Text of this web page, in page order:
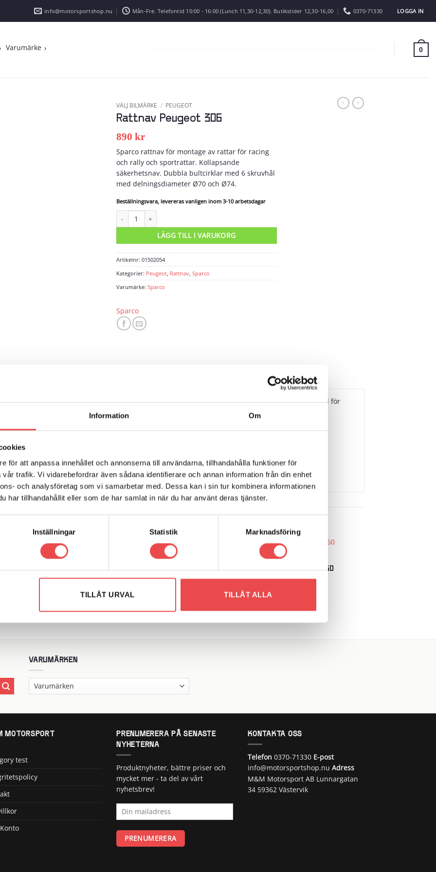
Information Om
för att anpassa innehållet och annonserna till användarna, tillhandahålla funktioner för
trafik. Vi vidarebefordrar även sådana identifierare och annan information från din enhet
och analysföretag som vi samarbetar med. Dessa kan i sin tur kombinera informationen
har tillhandahållit eller som de har samlat in när du har använt deras tjänster.
Inställningar Statistik Marknadsföring
TILLÅT URVAL TILLÅT ALLA
info@motorsportshop.nu Mån-Fre. Telefontid 10:00 - 16:00 (Lunch 11,30-12,30). Butikstider 12,30-16,00 0370-71330 LOGGA IN
Varumärke 0
VÄLJ BILMÄRKE / PEUGEOT
Rattnav Peugeot 306
890 kr
Sparco rattnav för montage av rattar för racing
och rally och sportrattar. Kollapsande
säkerhetsnav. Dubbla bultcirklar med 6 skruvhål
med delningsdiameter Ø70 och Ø74.
Beställningsvara, levereras vanligen inom 3-10 arbetsdagar
LÄGG TILL I VARUKORG
Artikelnr: 01502054
Kategorier: Peugeot, Rattnav, Sparco
Varumärke: Sparco
Sparco
Ø70 och Ø74 passande rattar med 6 skruvhål. För bilar som haft airbag, motstånd för
till ratt ingår.
Lancia Y10
Rattnav Opel Corsa Kadett Astra
Art.nr: 01502034
Rattnav Volvo 760 850 960
890kr
VARUMÄRKEN
MOTORSPORT
test
PRENUMERERA PÅ SENASTE
NYHETERNA
Produktnyheter, bättre priser och
mycket mer - ta del av vårt
nyhetsbrev!
KONTAKTA OSS
Telefon 0370-71330 E-post
info@motorsportshop.nu Adress
M&M Motorsport AB Lunnargatan
34 59362 Västervik